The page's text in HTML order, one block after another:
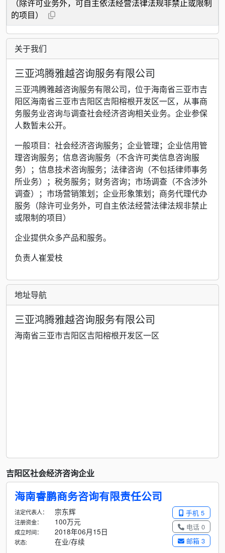
（除许可业务外，可自主依法经营法律法规非禁止或限制
的项目）
关于我们
三亚鸿腾雅越咨询服务有限公司
三亚鸿腾雅越咨询服务有限公司，位于海南省三亚市吉
阳区海南省三亚市吉阳区吉阳榕根开发区一区，从事商
务服务业咨询与调查社会经济咨询相关业务。企业参保
人数暂未公开。
一般项目：社会经济咨询服务；企业管理；企业信用管
理咨询服务；信息咨询服务（不含许可类信息咨询服
务）；信息技术咨询服务；法律咨询（不包括律师事务
所业务）；税务服务；财务咨询；市场调查（不含涉外
调查）；市场营销策划；企业形象策划；商务代理代办
服务（除许可业务外，可自主依法经营法律法规非禁止
或限制的项目）
企业提供众多产品和服务。
负责人崔爱枝
地址导航
三亚鸿腾雅越咨询服务有限公司
海南省三亚市吉阳区吉阳榕根开发区一区
吉阳区社会经济咨询企业
海南睿鹏商务咨询有限责任公司
手机 5
电话 0
邮箱 3
法定代表人： 宗东辉
注册资金： 100万元
成立时间： 2018年06月15日
状态: 在业/存续